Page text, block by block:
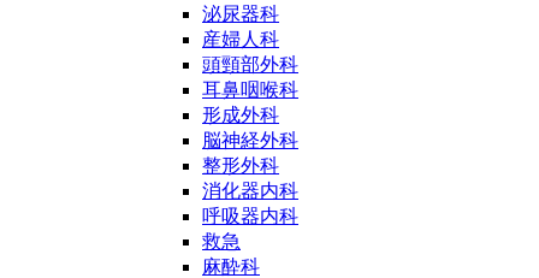
泌尿器科
産婦人科
頭頸部外科
耳鼻咽喉科
形成外科
脳神経外科
整形外科
消化器内科
呼吸器内科
救急
麻酔科